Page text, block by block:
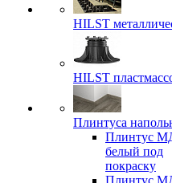
HILST
HILST
Плинтуса
Плинтус
белый под
покраску
Плинтус